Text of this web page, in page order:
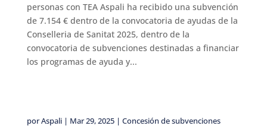
personas con TEA Aspali ha recibido una subvención
de 7.154 € dentro de la convocatoria de ayudas de la
Conselleria de Sanitat 2025, dentro de la
convocatoria de subvenciones destinadas a financiar
los programas de ayuda y...
porAspali| Mar 29, 2025| Concesión de subvenciones